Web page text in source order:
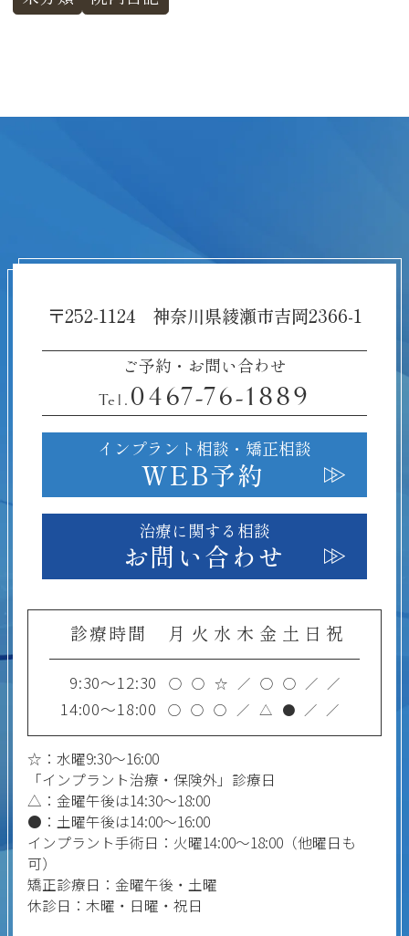
〒252-1124 神奈川県綾瀬市吉岡2366-1
ご予約・お問い合わせ
Tel. 0467-76-1889
インプラント相談・ 矯正相談
WEB予約
治療に関する相談
お問い合わせ
診療時間 月 火 水 木 金 土 日 祝
9:30～12:30 ○ ○ ☆ ／ ○ ○ ／ ／
14:00～18:00 ○ ○ ○ ／ △ ● ／ ／
☆：水曜9:30～16:00
「インプラント治療・保険外」診療日
△：金曜午後は14:30～18:00
●：土曜午後は14:00～16:00
インプラント手術日：火曜14:00～18:00（他曜日も
可）
矯正診療日：金曜午後・土曜
休診日：木曜・日曜・祝日